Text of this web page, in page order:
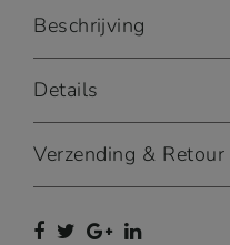
Beschrijving
Details
Verzending & Retour